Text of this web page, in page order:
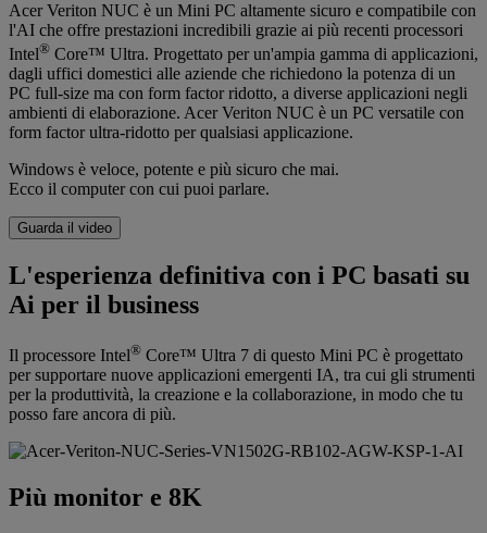
Acer Veriton NUC è un Mini PC altamente sicuro e compatibile con
l'AI che offre prestazioni incredibili grazie ai più recenti processori
Intel® Core™ Ultra. Progettato per un'ampia gamma di applicazioni,
dagli uffici domestici alle aziende che richiedono la potenza di un
PC full-size ma con form factor ridotto, a diverse applicazioni negli
ambienti di elaborazione. Acer Veriton NUC è un PC versatile con
form factor ultra-ridotto per qualsiasi applicazione.
Windows è veloce, potente e più sicuro che mai.
Ecco il computer con cui puoi parlare.
Guarda il video
L'esperienza definitiva con i PC basati su
Ai per il business
Il processore Intel® Core™ Ultra 7 di questo Mini PC è progettato
per supportare nuove applicazioni emergenti IA, tra cui gli strumenti
per la produttività, la creazione e la collaborazione, in modo che tu
posso fare ancora di più.
Più monitor e 8K